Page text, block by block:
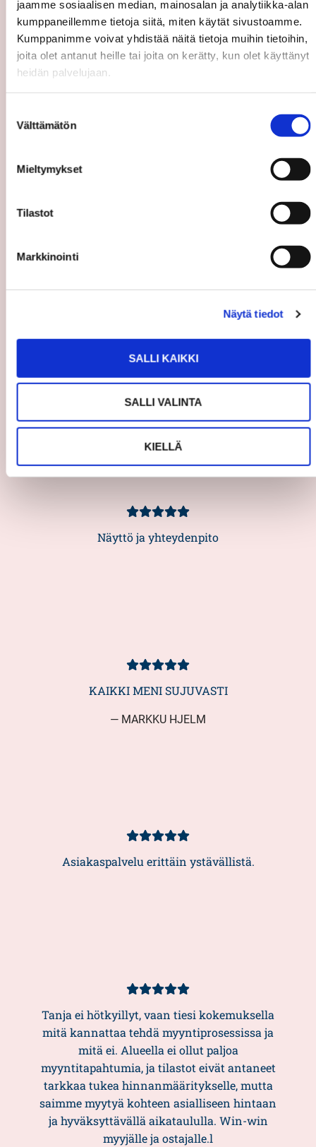
jaamme sosiaalisen median, mainosalan ja analytiikka-alan
kumppaneillemme tietoja siitä, miten käytät sivustoamme.
Kumppanimme voivat yhdistää näitä tietoja muihin tietoihin,
joita olet antanut heille tai joita on kerätty, kun olet käyttänyt
heidän palvelujaan.
valinta
Välttämätön
Mieltymykset
Tilastot
Markkinointi
Näytä tiedot
SALLI KAIKKI
SALLI VALINTA
KIELLÄ
Asiakasarvio
5/5
Viestintä sujui hyvin
5/5
moitittavaa
— Tiina Päivinen
Asiakasarvio
5/5
Näyttö ja yhteydenpito
Asiakasarvio
5/5
KAIKKI MENI SUJUVASTI
— MARKKU HJELM
Asiakasarvio
5/5
Asiakaspalvelu erittäin ystävällistä.
Asiakasarvio
5/5
Tanja ei hötkyillyt, vaan tiesi kokemuksella
mitä kannattaa tehdä myyntiprosessissa ja
mitä ei. Alueella ei ollut paljoa
myyntitapahtumia, ja tilastot eivät antaneet
tarkkaa tukea hinnanmääritykselle, mutta
saimme myytyä kohteen asialliseen hintaan
ja hyväksyttävällä aikataululla. Win-win
myyjälle ja ostajalle.l